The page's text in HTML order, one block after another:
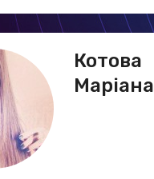
Котова
Маріана